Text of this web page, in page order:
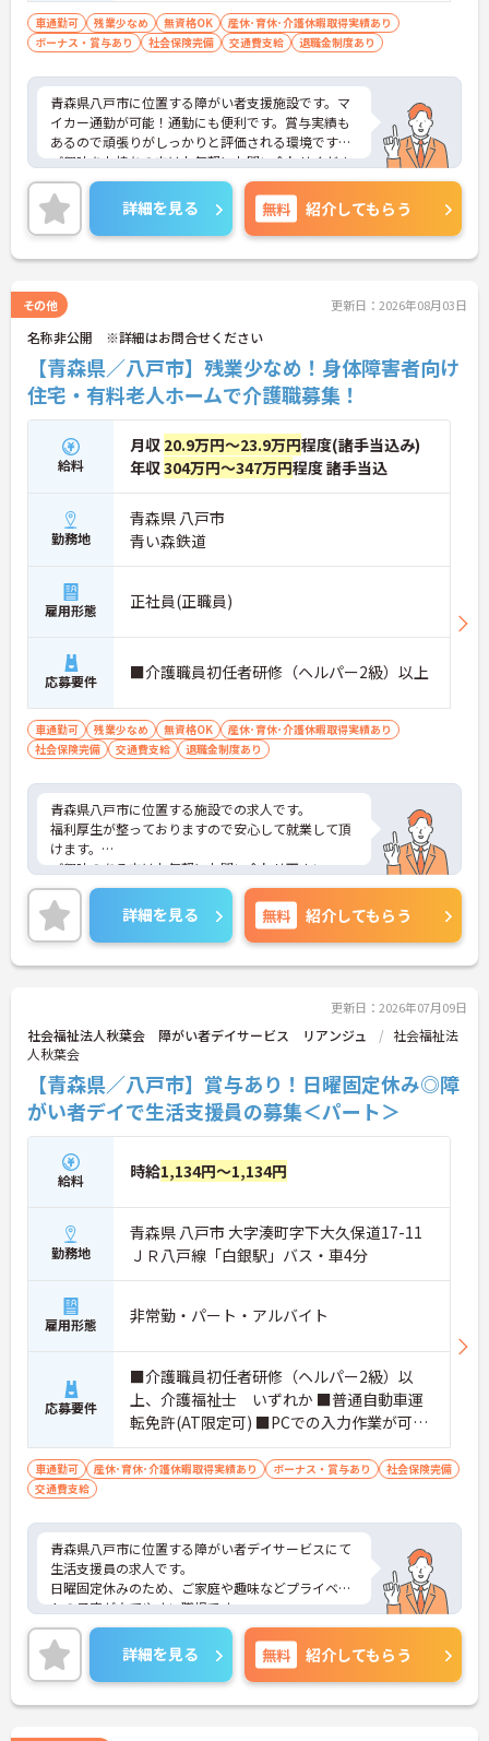
車通勤可 残業少なめ 無資格OK
産休･育休･介護休暇取得実績あり
ボーナス・賞与あり
社会保険完備 交通費支給 退職金制度あり
青森県八戸市に位置する障がい者支援施設です。マ
イカー通勤が可能！通勤にも便利です。賞与実績も
あるので頑張りがしっかりと評価される環境です。
ご興味をお持ちの方はお気軽にお問い合わせくださ
い。
詳細を見る 無料 紹介してもらう
その他 更新日：2026年08月03日
名称非公開 ※詳細はお問合せください
【青森県／八戸市】残業少なめ！身体障害者向け
住宅・有料老人ホームで介護職募集！
給料
月収 20.9万円～23.9万円程度(諸手当込み)
年収304万円～347万円程度 諸手当込
勤務地
青森県 八戸市
青い森鉄道
雇用形態 正社員(正職員)
応募要件 ■介護職員初任者研修（ヘルパー2級）以上
車通勤可 残業少なめ 無資格OK
産休･育休･介護休暇取得実績あり
社会保険完備
交通費支給 退職金制度あり
青森県八戸市に位置する施設での求人です。
福利厚生が整っておりますので安心して就業して頂
けます。
ご興味のある方はお気軽にお問い合わせ下さい。
詳細を見る 無料 紹介してもらう
更新日：2026年07月09日
社会福祉法人秋葉会 障がい者デイサービス リアンジュ
社会福祉法
人秋葉会
【青森県／八戸市】賞与あり！日曜固定休み◎障
がい者デイで生活支援員の募集＜パート＞
給料 時給1,134円～1,134円
勤務地
青森県 八戸市 大字湊町字下大久保道17-11
ＪＲ八戸線「白銀駅」バス・車4分
雇用形態 非常勤・パート・アルバイト
応募要件
■介護職員初任者研修（ヘルパー2級）以
上、介護福祉士 いずれか ■普通自動車運
転免許(AT限定可) ■PCでの入力作業が可能
な方 ※経験不問
車通勤可 産休･育休･介護休暇取得実績あり ボーナス・賞与あり
社会保険完備
交通費支給
青森県八戸市に位置する障がい者デイサービスにて
生活支援員の求人です。
日曜固定休みのため、ご家庭や趣味などプライベー
トの予定が立てやすい職場です。
研修制度・資格取得支援制度があり、キャリアアッ
プも可能です◎
ご興味のある方には、面接対策ポイントなど、さら
に詳細をご案内しますのでお気軽にご相談くださ
い！
詳細を見る 無料 紹介してもらう